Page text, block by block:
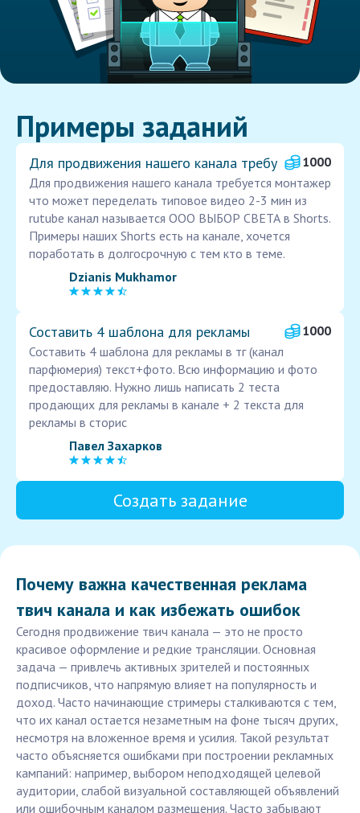
Примеры заданий
Для продвижения нашего канала требу
1000
Для продвижения нашего канала требуется монтажер
что может переделать типовое видео 2-3 мин из
rutube канал называется ООО ВЫБОР СВЕТА в Shorts.
Примеры наших Shorts есть на канале, хочется
поработать в долгосрочную с тем кто в теме.
Dzianis Mukhamor
Составить 4 шаблона для рекламы
1000
Составить 4 шаблона для рекламы в тг (канал
парфюмерия) текст+фото. Всю информацию и фото
предоставляю. Нужно лишь написать 2 теста
продающих для рекламы в канале + 2 текста для
рекламы в сторис
Павел Захарков
Создать задание
Почему важна качественная реклама
твич канала и как избежать ошибок
Сегодня продвижение твич канала — это не просто
красивое оформление и редкие трансляции. Основная
задача — привлечь активных зрителей и постоянных
подписчиков, что напрямую влияет на популярность и
доход. Часто начинающие стримеры сталкиваются с тем,
что их канал остается незаметным на фоне тысяч других,
несмотря на вложенное время и усилия. Такой результат
часто объясняется ошибками при построении рекламных
кампаний: например, выбором неподходящей целевой
аудитории, слабой визуальной составляющей объявлений
или ошибочным каналом размещения. Часто забывают